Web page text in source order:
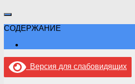
СОДЕРЖАНИЕ
Версия для слабовидящих